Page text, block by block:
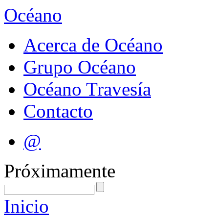
Océano
Acerca de Océano
Grupo Océano
Océano Travesía
Contacto
@
Próximamente
Inicio